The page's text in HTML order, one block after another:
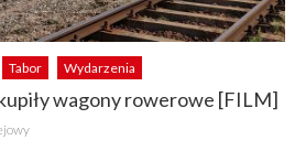
Tabor Wydarzenia
wagony rowerowe [FILM]